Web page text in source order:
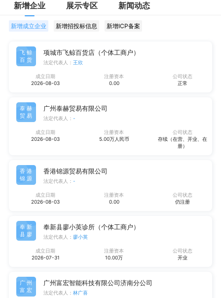
新增企业 展示专区 新闻动态
新增成立企业 新增招投标信息 新增ICP备案
飞鲸
百货
项城市飞鲸百货店（个体工商户）
法定代表人： 王欣
成立日期
2026-08-03
注册资本
0.00
公司状态
正常
泰赫
贸易
广州泰赫贸易有限公司
法定代表人： -
成立日期
2026-08-03
注册资本
5.00万人民币
公司状态
存续（在营、开业、在
册）
香港
锦源
香港锦源贸易有限公司
法定代表人： -
成立日期
2026-08-03
注册资本
0.00
公司状态
仍注册
奉新
县廖
奉新县廖小英诊所（个体工商户）
法定代表人： 廖小英
成立日期
2026-07-31
注册资本
10.00万
公司状态
开业
广州
富宏
广州富宏智能科技有限公司济南分公司
法定代表人： 林广喜